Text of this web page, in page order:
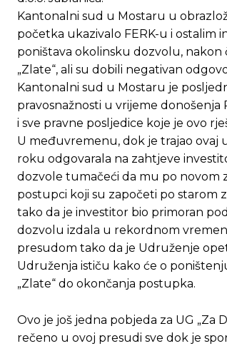
Ovim putem želimo da
Ovim putem želimo da
Kantonalni sud u Mostaru u
početka ukazivalo FERK-u i ostalim
poništava okolinsku dozvolu, nakon
„Zlate“, ali su dobili negativan
Kantonalni sud u Mostaru je
pravosnažnosti u vrijeme donošenja
i sve pravne posljedice koje je ovo
U međuvremenu, dok je trajao ovaj
roku odgovarala na zahtjeve
dozvole tumačeći da mu po novom
postupci koji su započeti po starom
tako da je investitor bio primoran
dozvolu izdala u rekordnom
presudom tako da je Udruženje
Udruženja ističu kako će o
„Zlate“ do okončanja postupka.
Ovo je još jedna pobjeda za UG
rečeno u ovoj presudi sve dok je